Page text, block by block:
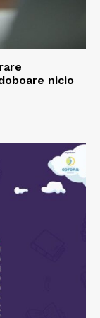
nicio